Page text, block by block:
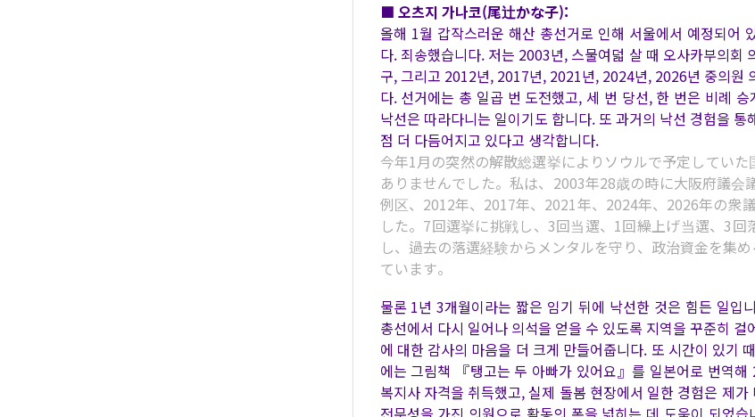
■ 오츠지 가나코(尾辻かな子):
올해 1월 갑작스러운 해산 총선거로 인해 서울에서 예정되어
다. 죄송했습니다. 저는 2003년, 스물여덟 살 때 오사카부의
구, 그리고 2012년, 2017년, 2021년, 2024년, 2026년 중의원
다. 선거에는 총 일곱 번 도전했고, 세 번 당선, 한 번은 비례
낙선은 따라다니는 일이기도 합니다. 또 과거의 낙선 경험을
점 더 다듬어지고 있다고 생각합니다.
今年1月の突然の解散総選挙によりソウルで予定してい
ありませんでした。私は、2003年28歳の時に大阪府議
例区、2012年、2017年、2021年、2024年、2026年の衆
した。7回選挙に挑戦し、3回当選、1回繰上げ当選、3
し、過去の落選経験からメンタルを守り、政治資金を集
ています。
물론 1년 3개월이라는 짧은 임기 뒤에 낙선한 것은 힘든 일입
총선에서 다시 일어나 의석을 얻을 수 있도록 지역을 꾸준히
에 대한 감사의 마음을 더 크게 만들어줍니다. 또 시간이 있기
에는 그림책 『탱고는 두 아빠가 있어요』를 일본어로 번역
복지사 자격을 취득했고, 실제 돌봄 현장에서 일한 경험은 제